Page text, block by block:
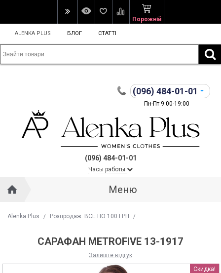
Порожній
ALENKA PLUS БЛОГ СТАТТІ
(096) 484-01-01
Пн-Пт 9:00-19:00
(096) 484-01-01
Часы работы
Меню
Alenka Plus / Розпродаж: ВСЕ ПО 100 ГРН /
CАРАФАН METROFIVE 13-1917
Залиште відгук
Скидка!